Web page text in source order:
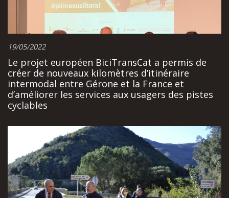
19/05/2022
Le projet européen BiciTransCat a permis de
créer de nouveaux kilomètres d’itinéraire
intermodal entre Gérone et la France et
d’améliorer les services aux usagers des pistes
cyclables